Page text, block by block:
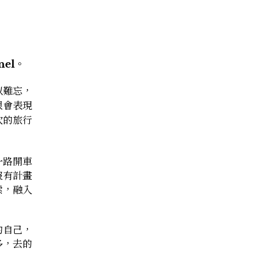
。
忘，
會表現
旅行
路開車
有計畫
融入
己，
去的